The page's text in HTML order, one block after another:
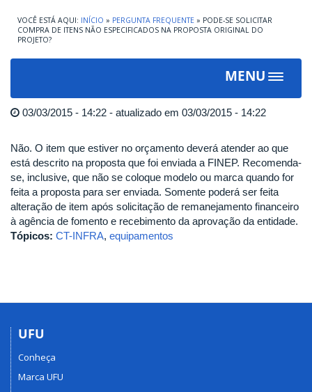
INÍCIO » PERGUNTA FREQUENTE » PODE-SE SOLICITAR
COMPRA DE ITENS NÃO ESPECIFICADOS NA PROPOSTA ORIGINAL DO
PROJETO?
MENU
Toggle
03/03/2015 - 14:22 - atualizado em 03/03/2015 - 14:22
Não. O item que estiver no orçamento deverá atender ao que
está descrito na proposta que foi enviada a FINEP. Recomenda-
se, inclusive, que não se coloque modelo ou marca quando for
feita a proposta para ser enviada. Somente poderá ser feita
alteração de item após solicitação de remanejamento financeiro
à agência de fomento e recebimento da aprovação da entidade.
Tópicos: CT-INFRA, equipamentos
UFU
Conheça
Marca UFU